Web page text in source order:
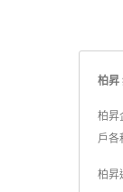
柏昇
柏昇
戶各
柏昇